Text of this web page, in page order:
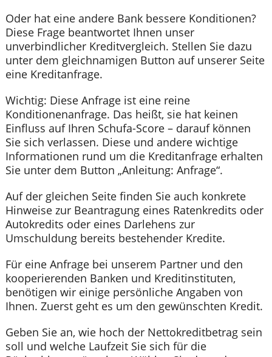
Oder hat eine andere Bank bessere Konditionen?
Diese Frage beantwortet Ihnen unser
unverbindlicher Kreditvergleich. Stellen Sie dazu
unter dem gleichnamigen Button auf unserer Seite
eine Kreditanfrage.
Wichtig: Diese Anfrage ist eine reine
Konditionenanfrage. Das heißt, sie hat keinen
Einfluss auf Ihren Schufa-Score – darauf können
Sie sich verlassen. Diese und andere wichtige
Informationen rund um die Kreditanfrage erhalten
Sie unter dem Button „Anleitung: Anfrage“.
Auf der gleichen Seite finden Sie auch konkrete
Hinweise zur Beantragung eines Ratenkredits oder
Autokredits oder eines Darlehens zur
Umschuldung bereits bestehender Kredite.
Für eine Anfrage bei unserem Partner und den
kooperierenden Banken und Kreditinstituten,
benötigen wir einige persönliche Angaben von
Ihnen. Zuerst geht es um den gewünschten Kredit.
Geben Sie an, wie hoch der Nettokreditbetrag sein
soll und welche Laufzeit Sie sich für die